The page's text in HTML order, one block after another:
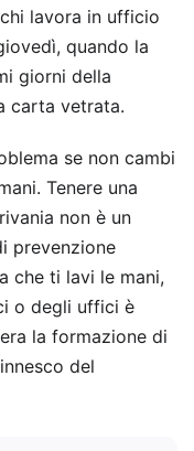
lavora in ufficio
quando la
giorni della
carta vetrata.
se non cambi
Tenere una
non è un
prevenzione
che ti lavi le mani,
o degli uffici è
la formazione di
del